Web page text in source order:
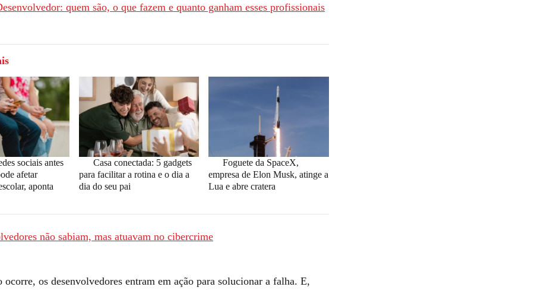
quem são, o que fazem e quanto ganham esses profissionais
sociais antes
afetar
aponta
Casa conectada: 5 gadgets
para facilitar a rotina e o dia a
dia do seu pai
Foguete da SpaceX,
empresa de Elon Musk, atinge a
Lua e abre cratera
não sabiam, mas atuavam no cibercrime
ocorre, os desenvolvedores entram em ação para solucionar a falha. E,